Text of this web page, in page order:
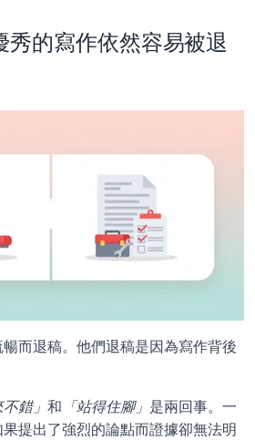
秀的寫作依然容易被退
而退稿。他們退稿是因為寫作背後
錯」 和 「站得住腳」 是兩回事。一
提出了強烈的論點而證據卻無法明